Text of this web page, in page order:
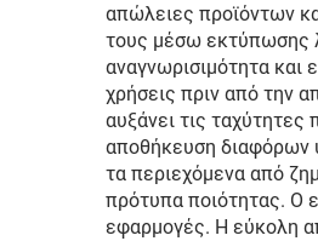
απώλειες προϊόντων
τους μέσω εκτύπωσης
αναγνωρισιμότητα
χρήσεις πριν από την
αυξάνει τις
αποθήκευση διαφόρων
τα περιεχόμενα από
πρότυπα ποιότητας. Ο
εφαρμογές. Η εύκολη